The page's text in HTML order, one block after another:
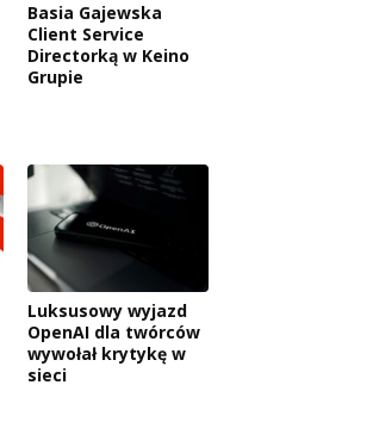
Basia Gajewska
Client Service
Directorką w Keino
Grupie
Luksusowy wyjazd
OpenAI dla twórców
wywołał krytykę w
sieci